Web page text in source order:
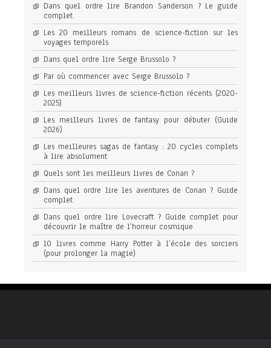
Dans quel ordre lire Brandon Sanderson ? Le guide
complet
Les 20 meilleurs romans de science-fiction sur les
voyages temporels
Dans quel ordre lire Serge Brussolo ?
Par où commencer avec Serge Brussolo ?
Les meilleurs livres de science-fiction récents (2020-
2025)
Les meilleurs livres de fantasy pour débuter (Guide
2026)
Les meilleures sagas de fantasy : 20 cycles complets
à lire absolument
Quels sont les meilleurs livres de Conan ?
Dans quel ordre lire les aventures de Conan ? Guide
complet
Dans quel ordre lire Lovecraft ? Guide complet pour
découvrir le maître de l’horreur cosmique
10 livres comme Harry Potter à l’école des sorciers
(pour prolonger la magie)